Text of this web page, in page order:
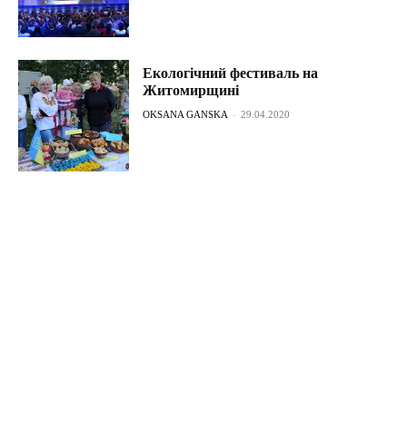
Екологічний фестиваль на
Житомирщині
OKSANA GANSKA - 29.04.2020